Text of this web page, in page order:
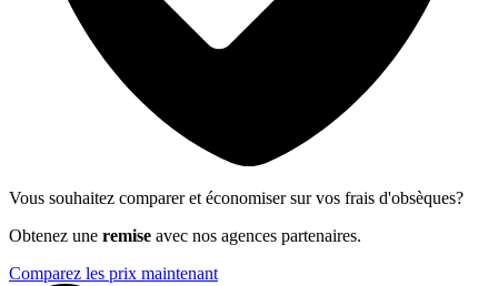
Vous souhaitez comparer et économiser sur vos frais d'obsèques?
Obtenez une remise avec nos agences partenaires.
Comparez les prix maintenant